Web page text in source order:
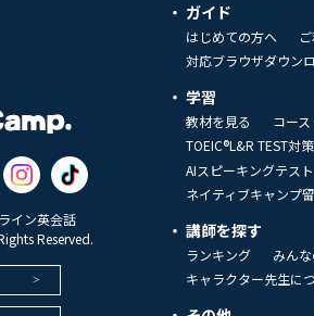
イン英会話
Reserved.
ガイド
はじめての方へ
対応ブラウザダウン
学習
教材を見る コー
TOEIC®L&R TEST対策
AIスピーキングテスト
ネイティブキャンプ
講師を探す
ランキング みん
キャラクター先生に